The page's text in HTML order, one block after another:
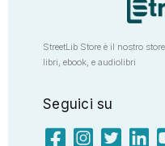
StreetLib Store è il nostro
libri, ebook, e audiolibri
Seguici su